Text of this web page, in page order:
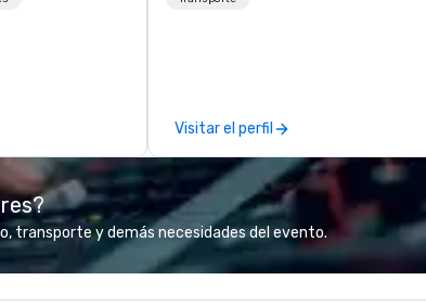
Visitar el perfil
transporte y demás necesidades del evento.